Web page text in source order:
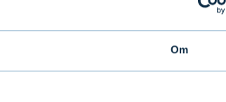
Om
för en vald
för Android